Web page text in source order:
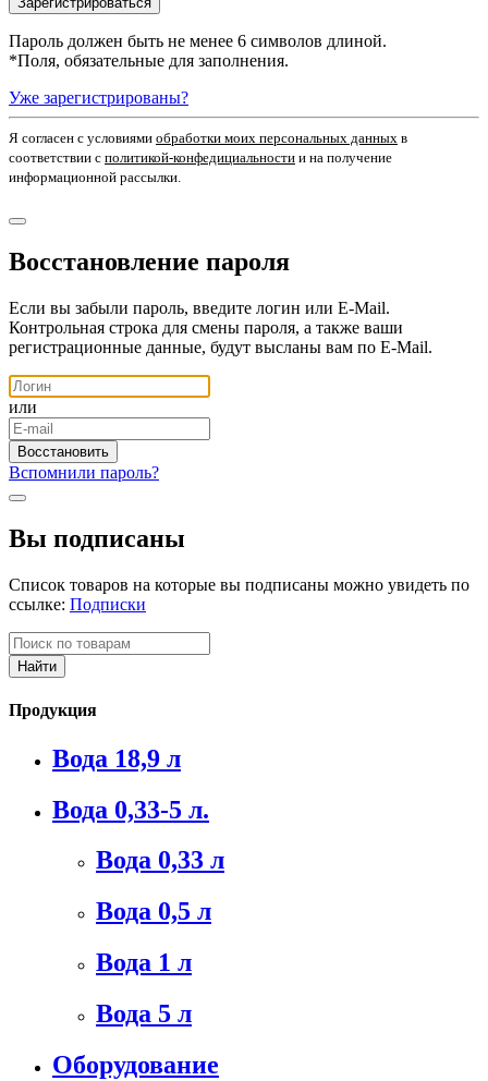
Пароль должен быть не менее 6 символов длиной.
*Поля, обязательные для заполнения.
Уже зарегистрированы?
Я согласен c условиями обработки моих персональных данных в
соответствии с политикой-конфедициальности и на получение
информационной рассылки.
Восстановление пароля
Если вы забыли пароль, введите логин или E-Mail.
Контрольная строка для смены пароля, а также ваши
регистрационные данные, будут высланы вам по E-Mail.
или
Вспомнили пароль?
Вы подписаны
Список товаров на которые вы подписаны можно увидеть по
ссылке: Подписки
Продукция
Вода 18,9 л
Вода 0,33-5 л.
Вода 0,33 л
Вода 0,5 л
Вода 1 л
Вода 5 л
Оборудование